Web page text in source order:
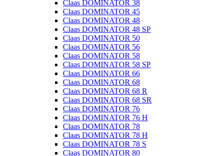
Claas DOMINATOR 38
Claas DOMINATOR 45
Claas DOMINATOR 48
Claas DOMINATOR 48 SP
Claas DOMINATOR 50
Claas DOMINATOR 56
Claas DOMINATOR 58
Claas DOMINATOR 58 SP
Claas DOMINATOR 66
Claas DOMINATOR 68
Claas DOMINATOR 68 R
Claas DOMINATOR 68 SR
Claas DOMINATOR 76
Claas DOMINATOR 76 H
Claas DOMINATOR 78
Claas DOMINATOR 78 H
Claas DOMINATOR 78 S
Claas DOMINATOR 80